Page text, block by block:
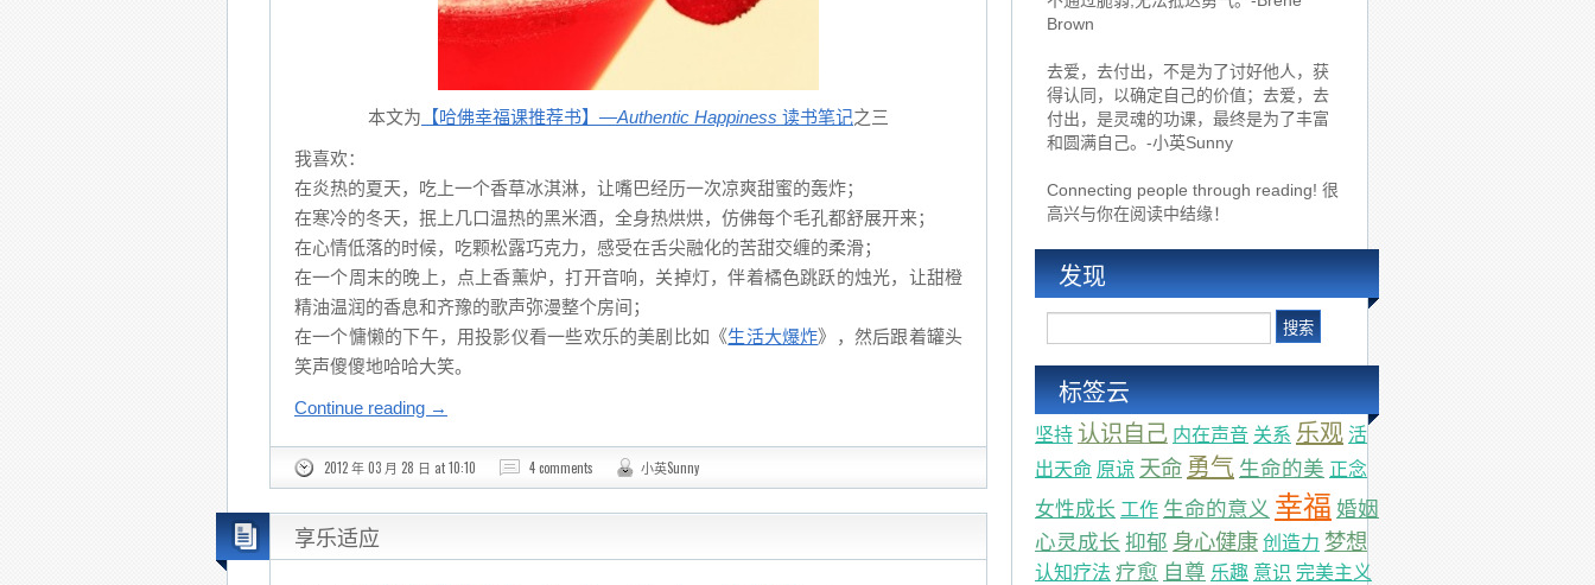
本文为 【哈佛幸福课推荐书】—Authentic Happiness 读书笔记之三
我喜欢：
在炎热的夏天，吃上一个香草冰淇淋，让嘴巴经历一次凉爽甜蜜的轰炸；
在寒冷的冬天，抿上几口温热的黑米酒，全身热烘烘，仿佛每个毛孔都舒展开来；
在心情低落的时候，吃颗松露巧克力，感受在舌尖融化的苦甜交缠的柔滑；
在一个周末的晚上，点上香薰炉，打开音响，关掉灯，伴着橘色跳跃的烛光，让甜橙
精油温润的香息和齐豫的歌声弥漫整个房间；
在一个慵懒的下午，用投影仪看一些欢乐的美剧比如《生活大爆炸》，然后跟着罐头
笑声傻傻地哈哈大笑。
Continue reading →
2012 年 03 月 28 日 at 10:10 4 comments 小英Sunny
享乐适应
Brown
去爱，去付出，不是为了讨好他人，获
得认同，以确定自己的价值；去爱，去
付出，是灵魂的功课，最终是为了丰富
和圆满自己。-小英Sunny
Connecting people through reading! 很
高兴与你在阅读中结缘！
发现
标签云
坚持 认识自己 内在声音 关系 乐观 活
出天命 原谅 天命 勇气 生命的美 正念
女性成长 工作 生命的意义 幸福 婚姻
心灵成长 抑郁 身心健康 创造力 梦想
认知疗法 疗愈 自尊 乐趣 意识 完美主义